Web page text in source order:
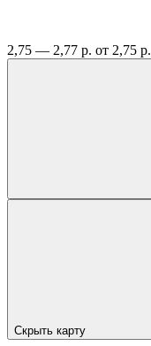
2,75 — 2,77 р. от 2,75 р.
Скрыть карту